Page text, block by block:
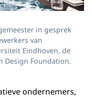
in gesprek
van
Eindhoven, de
Design Foundation.
ondernemers,